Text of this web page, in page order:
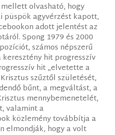
olvasható, hogy
püspök agyvérzést kapott,
adott jelentést az
Spong 1979 és 2000
számos népszerű
hit progresszív
hit „elvetette a
szűztől születését,
bűnt, a megváltást, a
mennybemenetelét,
valamint a
közlemény továbbítja a
elmondják, hogy a volt